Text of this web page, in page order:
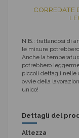
CORREDATE
N.B.: trattandosi di
le misure
Anche la
potrebbero
piccoli dettagli nelle
ovvie della
unico!
Dettagli del
Altezza